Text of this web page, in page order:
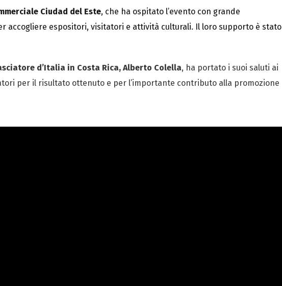
Ciudad del Este, che ha ospitato l’evento con grande
accogliere espositori, visitatori e attività culturali. Il loro supporto è stato
d’Italia in Costa Rica, Alberto Colella, ha portato i suoi saluti ai
per il risultato ottenuto e per l’importante contributo alla promozione